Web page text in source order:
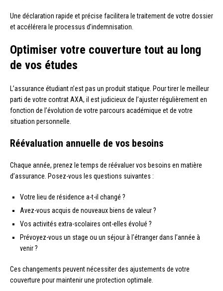
Une déclaration rapide et précise facilitera le traitement de votre dossier
et accélérera le processus d’indemnisation.
Optimiser votre couverture tout au long
de vos études
L’assurance étudiant n’est pas un produit statique. Pour tirer le meilleur
parti de votre contrat AXA, il est judicieux de l’ajuster régulièrement en
fonction de l’évolution de votre parcours académique et de votre
situation personnelle.
Réévaluation annuelle de vos besoins
Chaque année, prenez le temps de réévaluer vos besoins en matière
d’assurance. Posez-vous les questions suivantes :
Votre lieu de résidence a-t-il changé ?
Avez-vous acquis de nouveaux biens de valeur ?
Vos activités extra-scolaires ont-elles évolué ?
Prévoyez-vous un stage ou un séjour à l’étranger dans l’année à
venir ?
Ces changements peuvent nécessiter des ajustements de votre
couverture pour maintenir une protection optimale.